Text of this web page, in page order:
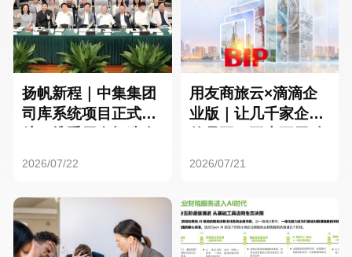
扬帆新程｜中集集团
司库系统项目正式启
2026/07/22
用友商旅云×滴滴企
业版｜让几千家企业
2026/07/21